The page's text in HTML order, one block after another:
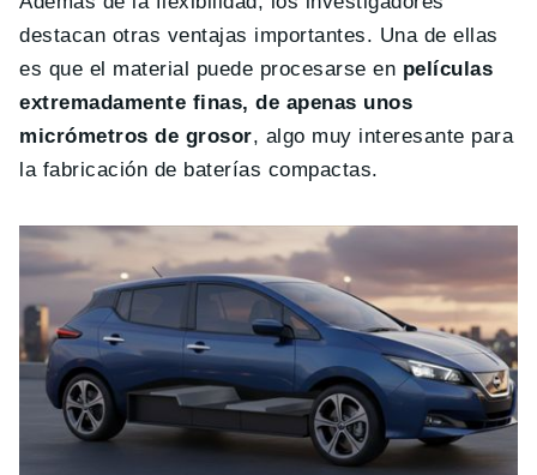
destacan otras ventajas importantes. Una de ellas
es que el material puede procesarse en películas
extremadamente finas, de apenas unos
micrómetros de grosor, algo muy interesante para
la fabricación de baterías compactas.